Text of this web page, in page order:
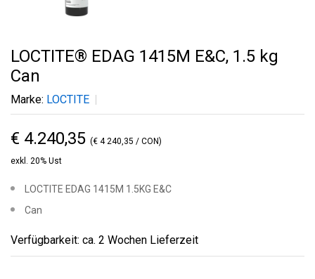
LOCTITE® EDAG 1415M E&C, 1.5 kg
Can
Marke: LOCTITE
€ 4.240,35 (€ 4 240,35 / CON)
exkl. 20% Ust
LOCTITE EDAG 1415M 1.5KG E&C
Can
Verfügbarkeit: ca. 2 Wochen Lieferzeit